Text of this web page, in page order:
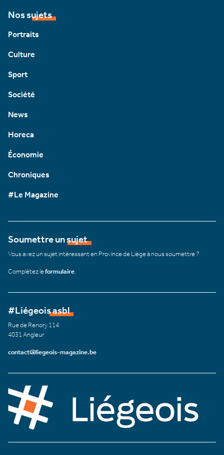
Nos sujets
Portraits
Culture
Sport
Société
News
Horeca
Économie
Chroniques
#Le Magazine
Soumettre un sujet
Vous avez un sujet intéressant en Province de Liège à nous soumettre ?
Complétez leformulaire
#Liégeois asbl
Rue de Renory 114
4031 Angleur
contact@liegeois-magazine.be